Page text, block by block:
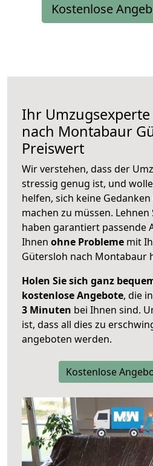
Kostenlose
Ihr
nach Montabaur
Preiswert
Wir verstehen, dass der
stressig genug ist, und
helfen, sich keine
machen zu müssen.
haben garantiert passende
Ihnen ohne Probleme mit
Gütersloh nach Montabaur
Holen Sie sich ganz
kostenlose Angebote, die
3 Minuten bei Ihnen sind.
ist, dass all dies zu
angeboten werden.
Kostenlose